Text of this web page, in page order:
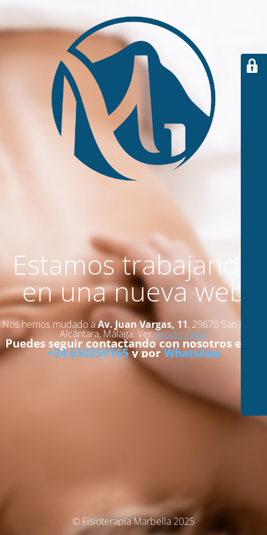
Estamos trabajando
en una nueva web
Nos hemos mudado aAv. Juan Vargas, 11, 29670 San Pedro
Alcántara, Málaga. Vergoogle maps
Puedes seguir contactando con nosotros en el
+34.650259165y porWhatsApp
© Fisioterapia Marbella 2025